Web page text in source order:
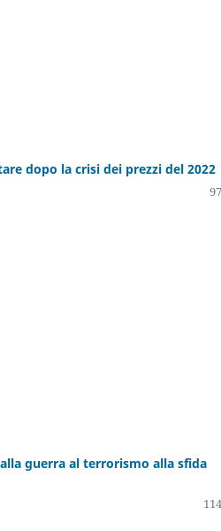
dopo la crisi dei prezzi del 2022
guerra al terrorismo alla sfida